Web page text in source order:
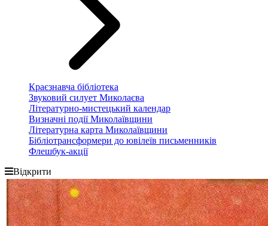
Краєзнавча бібліотека
Звуковий силует Миколаєва
Літературно-мистецький календар
Визначні події Миколаївщини
Літературна карта Миколаївщини
Бібліотрансформери до ювілеїв письменників
Флешбук-акції
Відкрити